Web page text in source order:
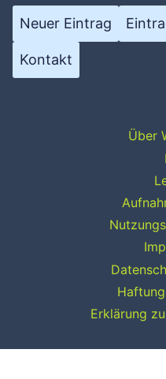
Neuer Eintrag
Kontakt
Über
Erklärung